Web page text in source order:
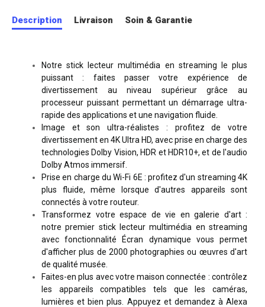
Description Livraison Soin & Garantie
Notre stick lecteur multimédia en streaming le plus
puissant : faites passer votre expérience de
divertissement au niveau supérieur grâce au
processeur puissant permettant un démarrage ultra-
rapide des applications et une navigation fluide.
Image et son ultra-réalistes : profitez de votre
divertissement en 4K Ultra HD, avec prise en charge des
technologies Dolby Vision, HDR et HDR10+, et de l'audio
Dolby Atmos immersif.
Prise en charge du Wi-Fi 6E : profitez d'un streaming 4K
plus fluide, même lorsque d'autres appareils sont
connectés à votre routeur.
Transformez votre espace de vie en galerie d'art :
notre premier stick lecteur multimédia en streaming
avec fonctionnalité Écran dynamique vous permet
d'afficher plus de 2000 photographies ou œuvres d'art
de qualité musée.
Faites-en plus avec votre maison connectée : contrôlez
les appareils compatibles tels que les caméras,
lumières et bien plus. Appuyez et demandez à Alexa